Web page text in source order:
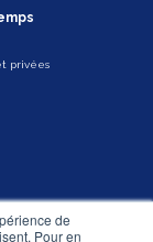
de
Pour en
privées